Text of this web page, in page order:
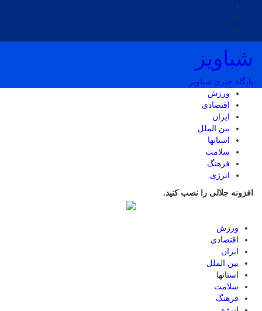
شباویز
پایگاه خبری شباویز
ورزش
اقتصادی
ایران
بین الملل
استانها
سلامت
فرهنگ
انرژی
افزونه جلالی را نصب کنید.
ورزش
اقتصادی
ایران
بین الملل
استانها
سلامت
فرهنگ